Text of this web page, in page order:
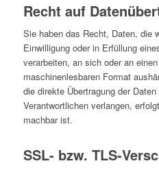
Recht auf
Sie haben das Recht, Daten, die
Einwilligung oder in Erfüllung
verarbeiten, an sich oder an
maschinenlesbaren Format
die direkte Übertragung der
Verantwortlichen verlangen,
machbar ist.
SSL- bzw. TLS-